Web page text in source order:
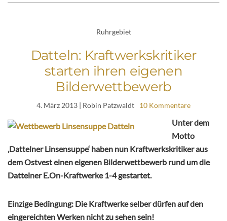
Ruhrgebiet
Datteln: Kraftwerkskritiker
starten ihren eigenen
Bilderwettbewerb
4. März 2013 | Robin Patzwaldt 10 Kommentare
Unter dem
Motto
‚Dattelner Linsensuppe‘ haben nun Kraftwerkskritiker aus
dem Ostvest einen eigenen Bilderwettbewerb rund um die
Dattelner E.On-Kraftwerke 1-4 gestartet.
Einzige Bedingung: Die Kraftwerke selber dürfen auf den
eingereichten Werken nicht zu sehen sein!